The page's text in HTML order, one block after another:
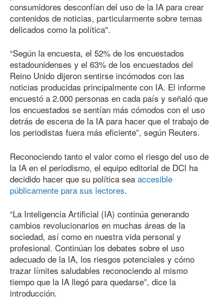
consumidores desconfían del uso de la IA para crear
contenidos de noticias, particularmente sobre temas
delicados como la política".
“Según la encuesta, el 52% de los encuestados
estadounidenses y el 63% de los encuestados del
Reino Unido dijeron sentirse incómodos con las
noticias producidas principalmente con IA. El informe
encuestó a 2.000 personas en cada país y señaló que
los encuestados se sentían más cómodos con el uso
detrás de escena de la IA para hacer que el trabajo de
los periodistas fuera más eficiente”, según Reuters.
Reconociendo tanto el valor como el riesgo del uso de
la IA en el periodismo, el equipo editorial de DCI ha
decidido hacer que su política sea accesible
públicamente para sus lectores.
“La Inteligencia Artificial (IA) continúa generando
cambios revolucionarios en muchas áreas de la
sociedad, así como en nuestra vida personal y
profesional. Continúan los debates sobre el uso
adecuado de la IA, los riesgos potenciales y cómo
trazar límites saludables reconociendo al mismo
tiempo que la IA llegó para quedarse”, dice la
introducción.